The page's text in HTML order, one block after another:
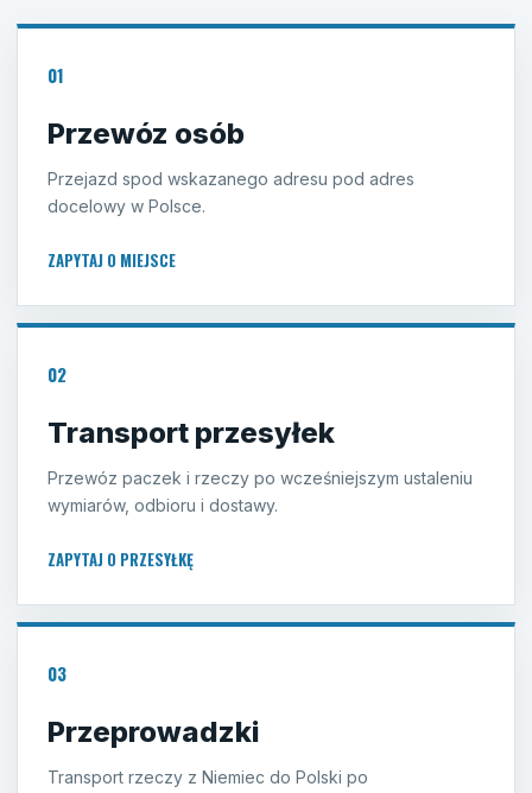
01
Przewóz osób
Przejazd spod wskazanego adresu pod adres
docelowy w Polsce.
ZAPYTAJ O MIEJSCE
02
Transport przesyłek
Przewóz paczek i rzeczy po wcześniejszym ustaleniu
wymiarów, odbioru i dostawy.
ZAPYTAJ O PRZESYŁKĘ
03
Przeprowadzki
Transport rzeczy z Niemiec do Polski po